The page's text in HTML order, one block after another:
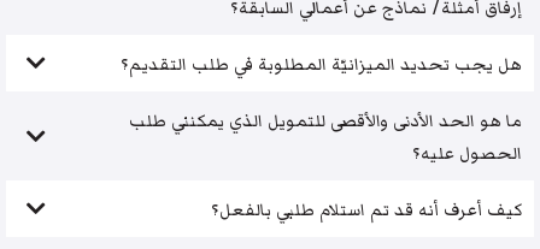
إرفاق أمثلة/ نماذج عن أعمالي السابقة؟
هل يجب تحديد الميزانيّة المطلوبة في طلب التقديم؟
ما هو الحد الأدنى والأقصى للتمويل الذي يمكنني طلب
الحصول عليه؟
كيف أعرف أنه قد تم استلام طلبي بالفعل؟